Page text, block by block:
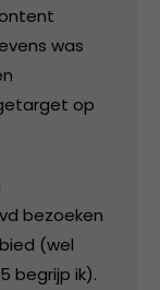
was
op
bezoeken
(wel
begrijp ik).